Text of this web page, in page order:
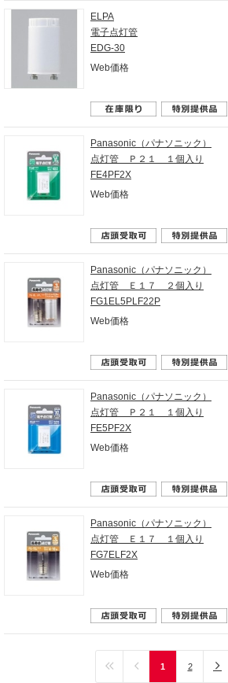
ELPA
電子点灯管
EDG-30
Web価格
Panasonic（パナソニック）
点灯管 Ｐ２１ １個入り
FE4PF2X
Web価格
Panasonic（パナソニック）
点灯管 Ｅ１７ ２個入り
FG1EL5PLF22P
Web価格
Panasonic（パナソニック）
点灯管 Ｐ２１ １個入り
FE5PF2X
Web価格
Panasonic（パナソニック）
点灯管 Ｅ１７ １個入り
FG7ELF2X
Web価格
1 2